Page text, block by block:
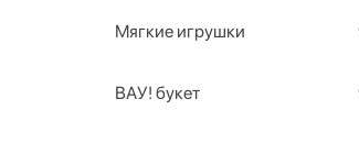
Мягкие игрушки
ВАУ! букет